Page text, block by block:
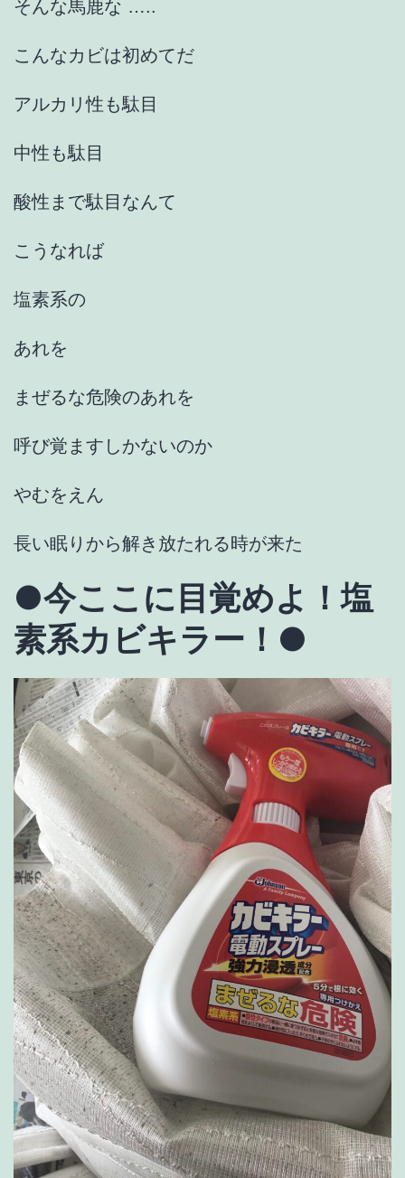
そんな馬鹿な …..
こんなカビは初めてだ
アルカリ性も駄目
中性も駄目
酸性まで駄目なんて
こうなれば
塩素系の
あれを
まぜるな危険のあれを
呼び覚ますしかないのか
やむをえん
長い眠りから解き放たれる時が来た
●今ここに目覚めよ！塩
素系カビキラー！ ●